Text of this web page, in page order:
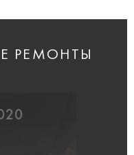
РЕМОНТЫ